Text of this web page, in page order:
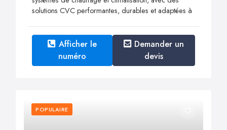
solutions CVC performantes, durables et adaptées à
Afficher le
numéro
Demander un
devis
POPULAIRE